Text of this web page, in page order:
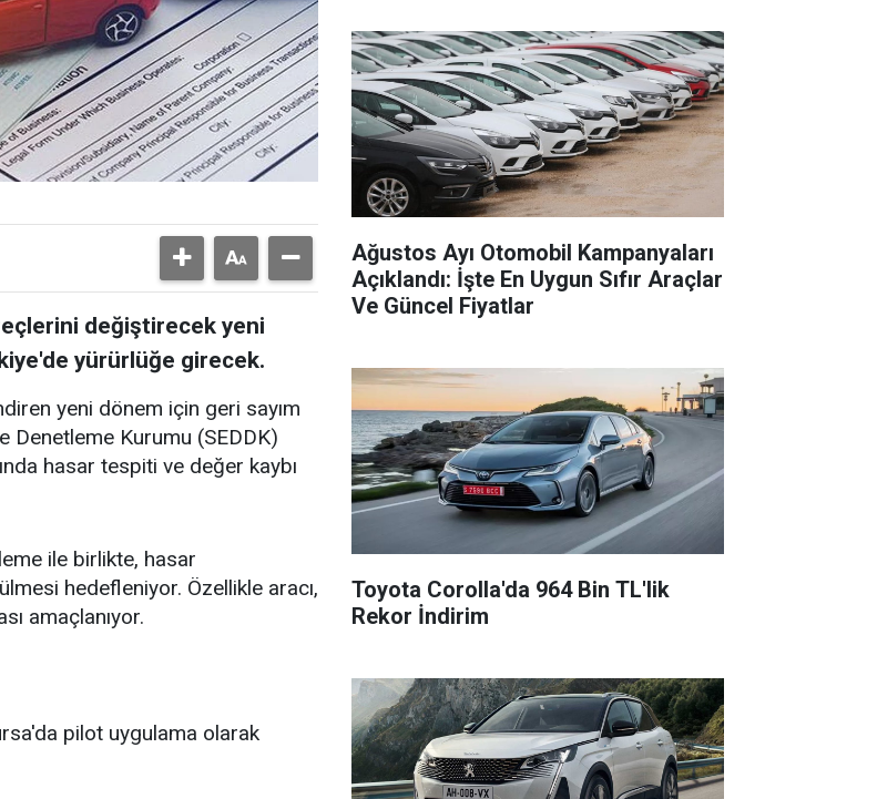
değiştirecek yeni
yürürlüğe girecek.
yeni dönem için geri sayım
Denetleme Kurumu (SEDDK)
hasar tespiti ve değer kaybı
ile birlikte, hasar
hedefleniyor. Özellikle aracı,
amaçlanıyor.
pilot uygulama olarak
Ağustos Ayı Otomobil Kampanyaları
Açıklandı: İşte En Uygun Sıfır Araçlar
Ve Güncel Fiyatlar
Toyota Corolla'da 964 Bin TL'lik
Rekor İndirim